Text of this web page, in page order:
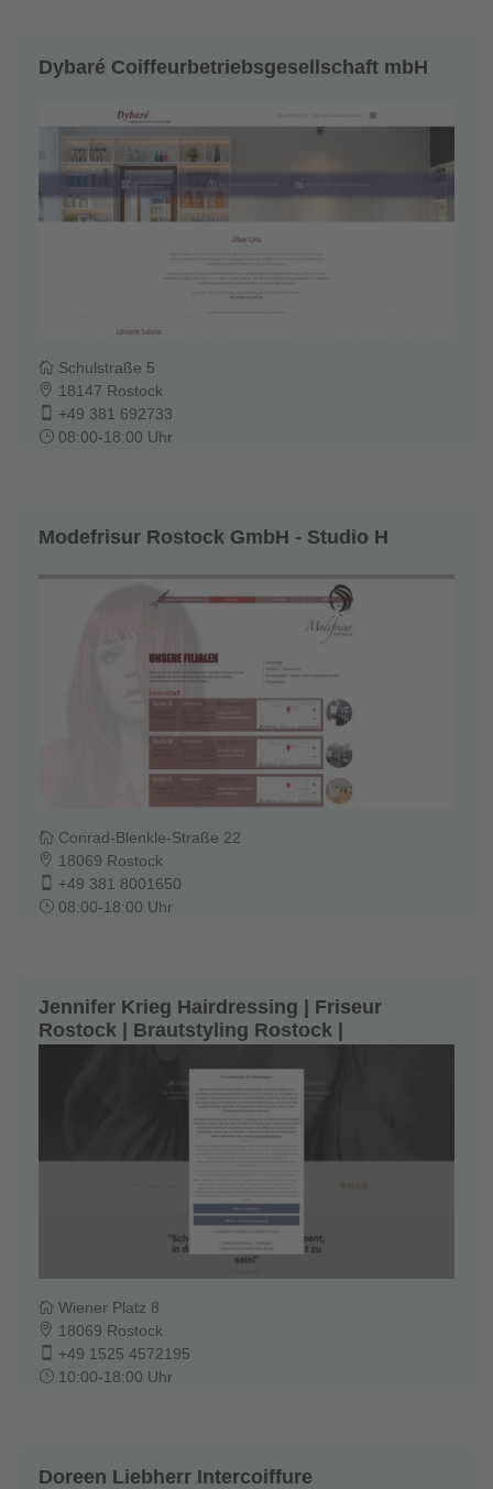
Dybaré Coiffeurbetriebsgesellschaft mbH
Schulstraße 5
18147 Rostock
+49 381 692733
08:00-18:00 Uhr
Modefrisur Rostock GmbH - Studio H
Conrad-Blenkle-Straße 22
18069 Rostock
+49 381 8001650
08:00-18:00 Uhr
Jennifer Krieg Hairdressing | Friseur
Rostock | Brautstyling Rostock |
Wiener Platz 8
18069 Rostock
+49 1525 4572195
10:00-18:00 Uhr
Doreen Liebherr Intercoiffure